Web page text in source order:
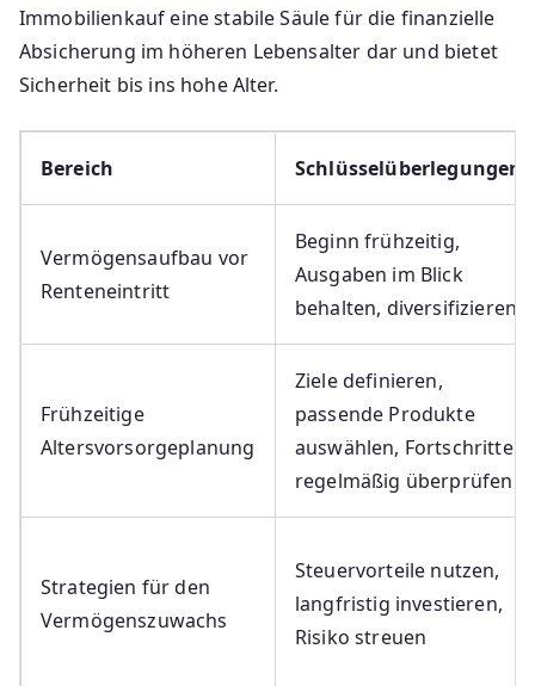
Immobilienkauf eine stabile Säule für die finanzielle
Absicherung im höheren Lebensalter dar und bietet
Sicherheit bis ins hohe Alter.
Bereich Schlüsselüberlegungen
Vermögensaufbau vor
Renteneintritt
Beginn frühzeitig,
Ausgaben im Blick
behalten, diversifizieren
Frühzeitige
Altersvorsorgeplanung
Ziele definieren,
passende Produkte
auswählen, Fortschritte
regelmäßig überprüfen
Strategien für den
Vermögenszuwachs
Steuervorteile nutzen,
langfristig investieren,
Risiko streuen